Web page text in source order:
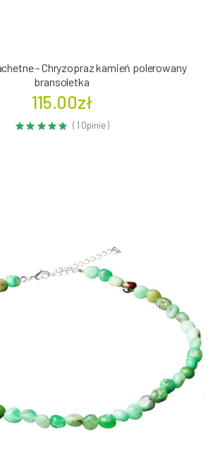
- Chryzopraz kamień polerowany
bransoletka
115.00zł
( 1 Opinie )